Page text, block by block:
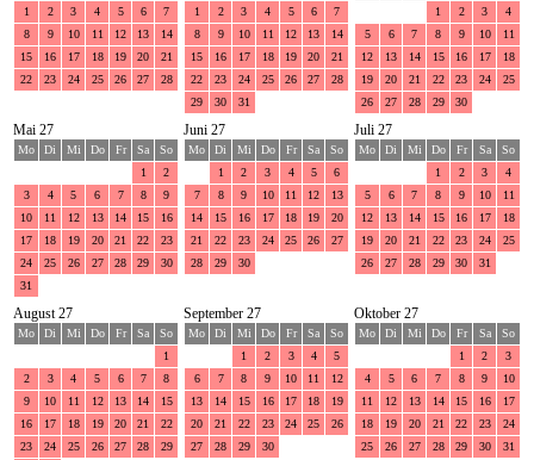
1
2 3 4 5 6
7
8
9 10 11 12 13
14
15
16 17 18 19 20
21
22
23 24 25 26 27 28
1
2 3 4 5 6
7
8
9 10 11 12 13
14
15
16 17 18 19 20
21
22
23 24 25 26 27
28
29
30 31
1
2 3
4
5
6 7 8 9 10
11
12
13 14 15 16 17
18
19
20 21 22 23 24
25
26
27 28 29 30
Mai 27
Mo Di Mi Do Fr Sa
So
1
2
3
4 5 6 7 8
9
10
11 12 13 14 15
16
17
18 19 20 21 22
23
24
25 26 27 28 29
30
31
Juni 27
Mo Di Mi Do Fr Sa
So
1
2 3 4 5
6
7
8 9 10 11 12
13
14
15 16 17 18 19
20
21
22 23 24 25 26
27
28
29 30
Juli 27
Mo Di Mi Do Fr Sa
So
1
2 3
4
5
6 7 8 9 10
11
12
13 14 15 16 17
18
19
20 21 22 23 24
25
26
27 28 29 30 31
August 27
Mo Di Mi Do Fr Sa
So
1
2
3 4 5 6 7
8
9
10 11 12 13 14
15
16
17 18 19 20 21
22
23
24 25 26 27 28
29
September 27
Mo Di Mi Do Fr Sa
So
1
2 3 4
5
6
7 8 9 10 11
12
13
14 15 16 17 18
19
20
21 22 23 24 25
26
27
28 29 30
Oktober 27
Mo Di Mi Do Fr Sa
So
1
2
3
4
5 6 7 8 9
10
11
12 13 14 15 16
17
18
19 20 21 22 23
24
25
26 27 28 29 30 31